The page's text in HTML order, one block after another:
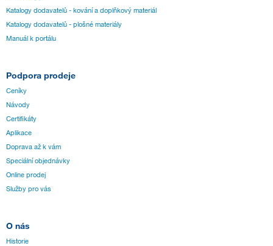
Katalogy dodavatelů - kování a doplňkový materiál
Katalogy dodavatelů - plošné materiály
Manuál k portálu
Podpora prodeje
Ceníky
Návody
Certifikáty
Aplikace
Doprava až k vám
Speciální objednávky
Online prodej
Služby pro vás
O nás
Historie